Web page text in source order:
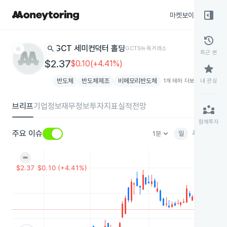
마켓보이스
star search GCT 세미컨덕터 홀딩GCTS뉴욕거래소
$2.37$0.10(+4.41%)
반도체 반도체제조 비메모리반도체 1개 테마 더보기 add
브리프기업정보재무정보투자지표실적전망
주요 이슈 1분keyboard_arrow_down 일 주
right_panel_open
history
최근 본
star
내 관심
partner_exchange
함께투자